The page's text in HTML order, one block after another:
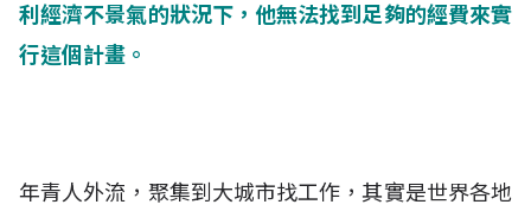
利經濟不景氣的狀況下，他無法找到足夠的經費來實
行這個計畫。
年青人外流，聚集到大城市找工作，其實是世界各地